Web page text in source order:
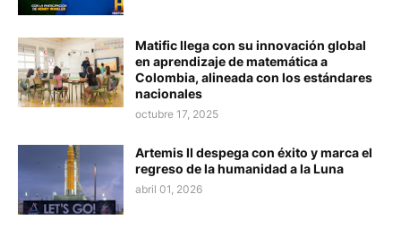
Matific llega con su innovación global
en aprendizaje de matemática a
Colombia, alineada con los estándares
nacionales
octubre 17, 2025
Artemis II despega con éxito y marca el
regreso de la humanidad a la Luna
abril 01, 2026